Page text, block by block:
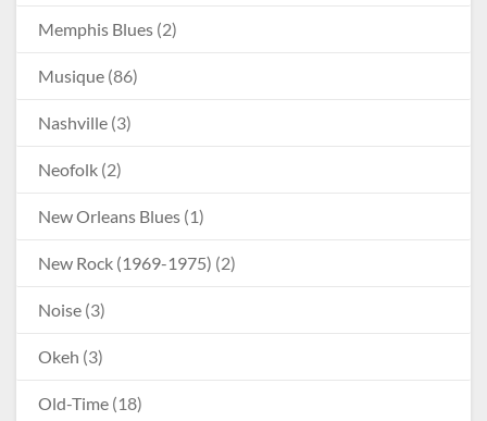
Memphis Blues (2)
Musique (86)
Nashville (3)
Neofolk (2)
New Orleans Blues (1)
New Rock (1969-1975) (2)
Noise (3)
Okeh (3)
Old-Time (18)